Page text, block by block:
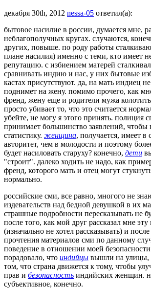
декабря 30th, 2012 nessa-05 ответил(а):
бытовое насилие в россии, думается мне,
неблагополучных кругах. случаются,
других, повыше. по роду работы
плане насилия) именно с теми, кто имеет
репутацию. с избиением матерей
сравнивать индию и нас, у них бытовые
кастах присутствуют. да, на мать индиец
поднимет на жену. помимо прочего, как
френд, жену еще и родители мужа
просто убивает то, что это считается
убейте, не могу я этого принять. полиция
принимает большинство заявлений, чтобы
статистику. женщина, получается, имеет в
авторитет, чем в молодости и поэтому
будет насиловать старуху? конечно, дети
"строит". далеко ходить не надо, как
френд, которого мать и отец могут
нормально.
российские сми, все равно, многого не
издевательств над бедной девушкой в их
страшные подробности пересказывать не
после того, как мой друг рассказал мне
(изначально не хотел рассказывать) и
прочтения материалов сми по данному
поведение в отношении моей
порадовало, что индийцы вышли на улицы,
том, что страна движется к тому, чтобы
прав и безопасность индийских женщин.
субъективное, конечно.